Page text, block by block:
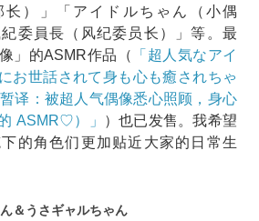
长）」「アイドルちゃん（小偶
委員長（风纪委员长）」等。最
」的ASMR作品（
「超人気なアイ
お世話されて身も心も癒されちゃ
译：被超人气偶像悉心照顾，身心
ASMR♡）」
）也已发售。我希望
的角色们更加贴近大家的日常生
＆うさギャルちゃん